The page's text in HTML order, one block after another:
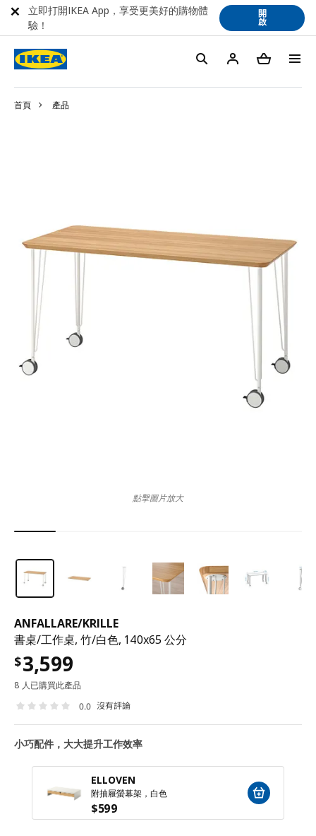
首頁 產品
ANFALLARE/KRILLE
書桌/工作桌, 竹/白色, 140x65 公分
$3,599
8 人已購買此產品
0.0 沒有評論
小巧配件，大大提升工作效率
ELLOVEN
附抽屜螢幕架，白色
$599
點擊圖片放大
立即打開IKEA App，享受更美好的購物體
驗！
開
啟